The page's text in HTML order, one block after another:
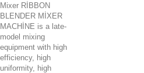
Mixer RİBBON
BLENDER MİXER
MACHİNE is a late-
model mixing
equipment with high
efficiency, high
uniformity, high